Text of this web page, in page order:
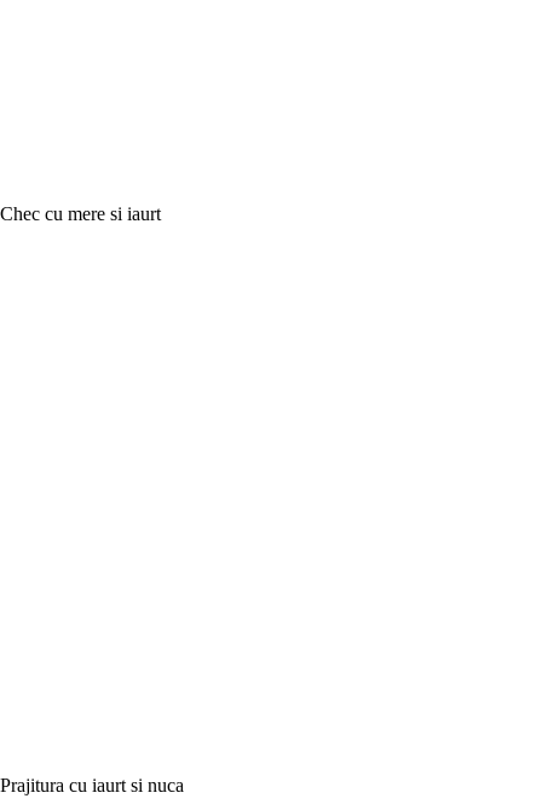
Chec cu mere si iaurt
Prajitura cu iaurt si nuca